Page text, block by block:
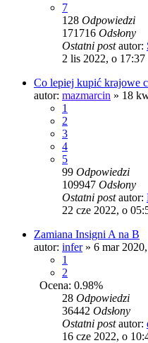
7
128 Odpowiedzi
171716 Odsłony
Ostatni postautor:
2 lis 2022, o 17:37
Co lepiej kupić krajowe
autor: mazmarcin » 18
1
2
3
4
5
99 Odpowiedzi
109947 Odsłony
Ostatni postautor:
22 cze 2022, o
Zamiana Insigni A na B
autor: infer» 6 mar 2020,
1
2
Ocena: 0.98%
28 Odpowiedzi
36442 Odsłony
Ostatni postautor:
16 cze 2022, o